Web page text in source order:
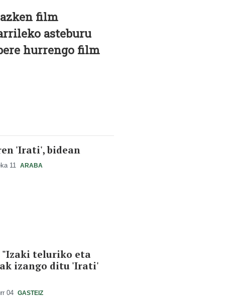
film
asteburu
hurrengo film
'Irati', bidean
11 ARABA
"Izaki teluriko eta
izango ditu 'Irati'
04 GASTEIZ